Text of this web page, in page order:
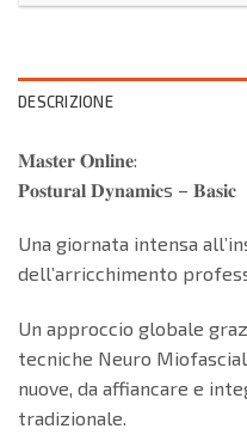
DESCRIZIONE
𝐌𝐚𝐬𝐭𝐞𝐫 𝐎𝐧𝐥𝐢𝐧𝐞:
𝐏𝐨𝐬𝐭𝐮𝐫𝐚𝐥 𝐃𝐲𝐧𝐚𝐦𝐢𝐜s – 𝐁𝐚𝐬𝐢𝐜
Una giornata intensa
dell’arricchimento
Un approccio globale
tecniche Neuro
nuove, da affiancare e
tradizionale.